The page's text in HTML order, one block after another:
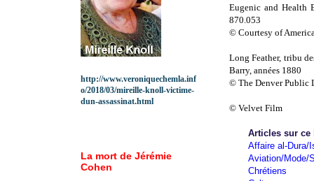
Eugenic and Health
870.053
© Courtesy of
Long Feather, tribu
Barry, années 1880
© The Denver Public
© Velvet Film
Articles sur ce
Affaire al-Dura/
Aviation/Mode/
Chrétiens
http://www.veroniquechemla.inf
o/2018/03/mireille-knoll-victime-
dun-assassinat.html
La mort de Jérémie
Cohen